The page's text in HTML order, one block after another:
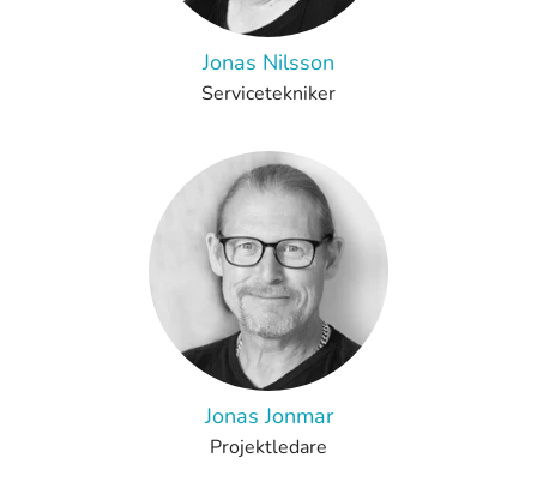
Jonas Nilsson
Servicetekniker
Jonas Jonmar
Projektledare